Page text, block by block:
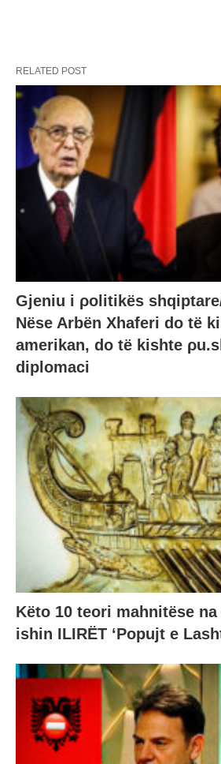
RELATED POST
Gjeniu i ρolitikës
Nëse Arbën Xhaferi do të
amerikan, do të kishte
diplomaci
Këto 10 teori mahnitëse
ishin ILIRËT ‘Popujt e